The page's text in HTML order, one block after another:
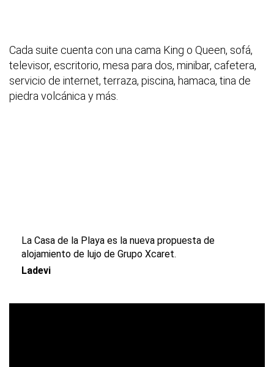
Cada suite cuenta con una cama King o Queen, sofá,
televisor, escritorio, mesa para dos, minibar, cafetera,
servicio de internet, terraza, piscina, hamaca, tina de
piedra volcánica y más.
La Casa de la Playa es la nueva propuesta de
alojamiento de lujo de Grupo Xcaret.
Ladevi